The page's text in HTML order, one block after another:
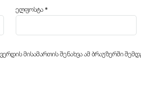
ელფოსტა *
მისამართის შენახვა ამ ბრაუზერში